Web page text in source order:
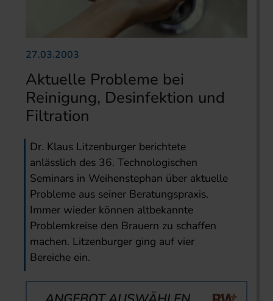
27.03.2003
Aktuelle Probleme bei
Reinigung, Desinfektion und
Filtration
Dr. Klaus Litzenburger berichtete
anlässlich des 36. Technologischen
Seminars in Weihenstephan über aktuelle
Probleme aus seiner Beratungspraxis.
Immer wieder können altbekannte
Problemkreise den Brauern zu schaffen
machen. Litzenburger ging auf vier
Bereiche ein.